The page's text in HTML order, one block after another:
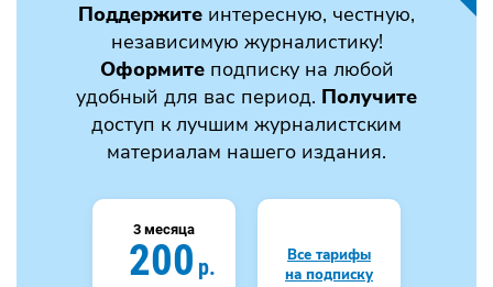
Поддержите интересную, честную,
независимую журналистику!
Оформитеподписку на любой
удобный для вас период. Получите
доступ к лучшим журналистским
материалам нашего издания.
3 месяца
200 р.
Все тарифы
на подписку